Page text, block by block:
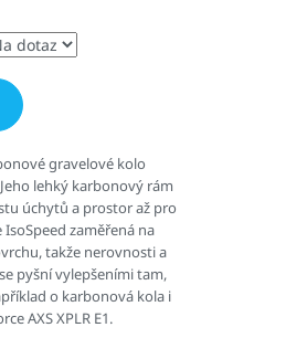
gravelové kolo
lehký karbonový rám
úchytů a prostor až pro
zaměřená na
takže nerovnosti a
pyšní vylepšeními tam,
o karbonová kola i
AXS XPLR E1.